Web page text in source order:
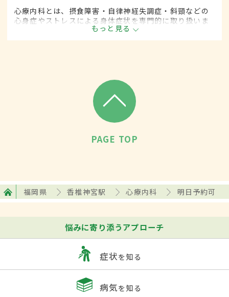
心療内科とは、摂食障害・自律神経失調症・斜頸などの
心身症やストレスによる身体症状を専門的に取り扱いま
もっと見る
PAGE TOP
福岡県 香椎神宮駅 心療内科 明日予約可
悩みに寄り添うアプローチ
症状を知る
病気を知る